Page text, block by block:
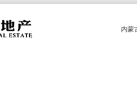
内蒙